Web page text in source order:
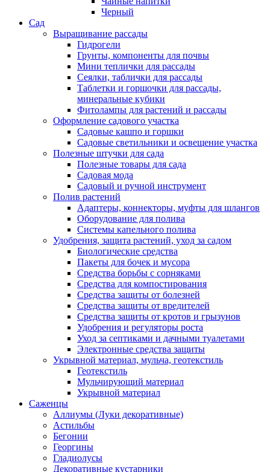
Черный
Сад
Выращивание рассады
Гидрогели
Грунты, компоненты для почвы
Мини теплички для рассады
Сеялки, таблички для рассады
Таблетки и горшочки для рассады,
минеральные кубики
Фитолампы для растений и рассады
Оформление садового участка
Садовые кашпо и горшки
Садовые светильники и освещение участка
Полезные штучки для сада
Полезные товары для сада
Садовая мода
Садовый и ручной инструмент
Полив растений
Адаптеры, коннекторы, муфты для шлангов
Оборудование для полива
Системы капельного полива
Удобрения, защита растений, уход за садом
Биологические средства
Пакеты для бочек и мусора
Средства борьбы с сорняками
Средства для компостирования
Средства защиты от болезней
Средства защиты от вредителей
Средства защиты от кротов и грызунов
Удобрения и регуляторы роста
Уход за септиками и дачными туалетами
Электронные средства защиты
Укрывной материал, мульча, геотекстиль
Геотекстиль
Мульчирующий материал
Укрывной материал
Саженцы
Аллиумы (Луки декоративные)
Астильбы
Бегонии
Георгины
Гладиолусы
Декоративные кустарники